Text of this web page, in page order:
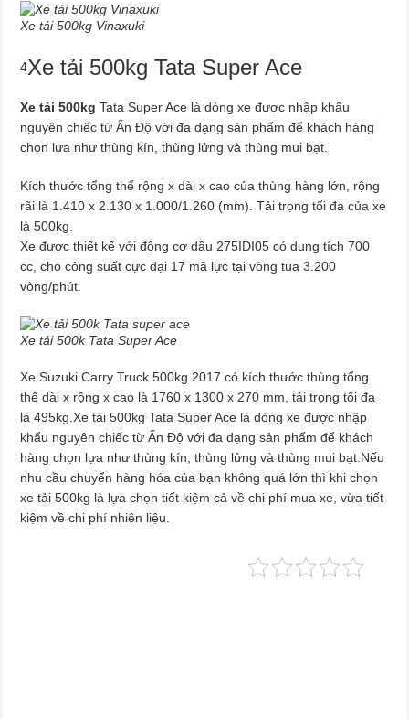
Xe tải 500kg Vinaxuki
4Xe tải 500kg Tata Super Ace
Xe tải 500kg Tata Super Ace là dòng xe được nhập khẩu
nguyên chiếc từ Ấn Độ với đa dạng sản phẩm để khách hàng
chọn lựa như thùng kín, thùng lửng và thùng mui bạt.
Kích thước tổng thể rộng x dài x cao của thùng hàng lớn, rộng
rãi là 1.410 x 2.130 x 1.000/1.260 (mm). Tải trọng tối đa của xe
là 500kg.
Xe được thiết kế với động cơ dầu 275IDI05 có dung tích 700
cc, cho công suất cực đại 17 mã lực tại vòng tua 3.200
vòng/phút.
Xe tải 500k Tata Super Ace
Xe Suzuki Carry Truck 500kg 2017 có kích thước thùng tổng
thể dài x rộng x cao là 1760 x 1300 x 270 mm, tải trọng tối đa
là 495kg.Xe tải 500kg Tata Super Ace là dòng xe được nhập
khẩu nguyên chiếc từ Ấn Độ với đa dạng sản phẩm để khách
hàng chọn lựa như thùng kín, thùng lửng và thùng mui bạt.Nếu
nhu cầu chuyển hàng hóa của bạn không quá lớn thì khi chọn
xe tải 500kg là lựa chọn tiết kiệm cả về chi phí mua xe, vừa tiết
kiệm về chi phí nhiên liệu.